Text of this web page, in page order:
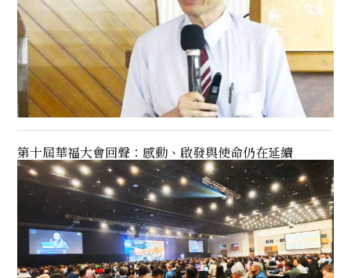
第十屆華福大會回聲：感動、啟發與使命仍在延續